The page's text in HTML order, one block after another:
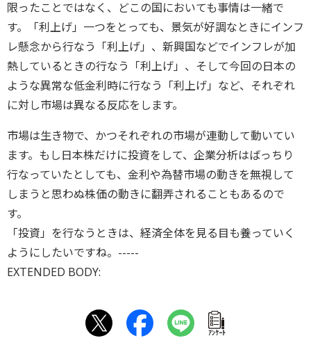
限ったことではなく、どこの国においても事情は一緒で
す。「利上げ」一つをとっても、景気が好調なときにインフ
レ懸念から行なう「利上げ」、新興国などでインフレが加
熱しているときの行なう「利上げ」、そして今回の日本の
ような異常な低金利時に行なう「利上げ」など、それぞれ
に対し市場は異なる反応をします。
市場は生き物で、かつそれぞれの市場が連動して動いてい
ます。もし日本株だけに投資をして、企業分析はばっちり
行なっていたとしても、金利や為替市場の動きを無視して
しまうと思わぬ株価の動きに翻弄されることもあるので
す。
「投資」を行なうときは、経済全体を見る目も養っていく
ようにしたいですね。-----
EXTENDED BODY:
ｱﾝｹｰﾄ